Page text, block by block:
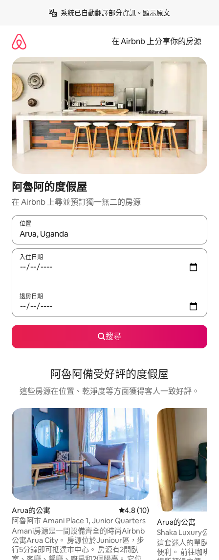
系統已自動翻譯部分資訊。 顯示原文
在 Airbnb 上分享你的房源
阿魯阿的度假屋
在 Airbnb 上尋並預訂獨一無二的房源
位置
如有搜尋結果，瀏覽內容時請使用上下箭頭，或輕點、滑動裝置。
入住日期
退房日期
搜尋
阿魯阿備受好評的度假屋
這些房源在位置、乾淨度等方面獲得客人一致好評。
Arua的公寓 從 10 則評價中獲得 4.8 的平
4.8 (10)
阿魯阿市 Amani Place 1, Junior Quarters
Amani房源是一間設備齊全的時尚Airbnb
公寓Arua City。 房源位於Juniour區，步
行5分鐘即可抵達市中心。 房源有2間臥
Arua的公寓
Shaka Luxury公寓
這套迷人的單臥室
便利。 前往咖啡